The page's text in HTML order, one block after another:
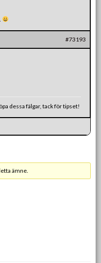
#73193
dessa fälgar, tack för tipset!
ämne.